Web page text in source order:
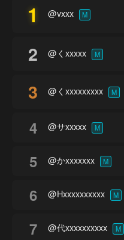
1 @vxxx M
2 @くxxxxx M
3 @くxxxxxxxxx M
4 @サxxxxx M
5 @かxxxxxxx M
6 @Hxxxxxxxxxx M
7 @代xxxxxxxxxx M